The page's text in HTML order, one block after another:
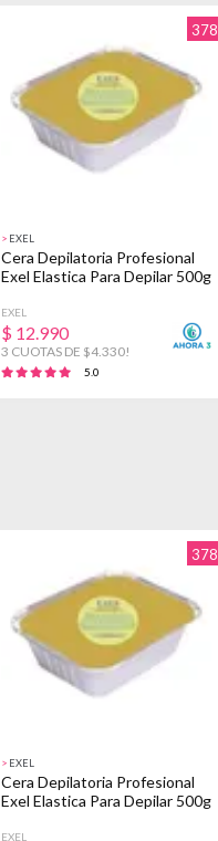
378
> EXEL
Cera Depilatoria Profesional
Exel Elastica Para Depilar 500g
EXEL
$ 12.990
3 CUOTAS DE $4.330!
5.0
378
> EXEL
Cera Depilatoria Profesional
Exel Elastica Para Depilar 500g
EXEL